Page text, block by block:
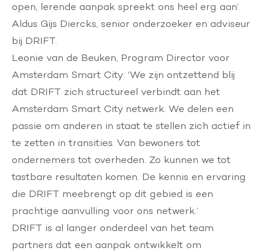
open, lerende aanpak spreekt ons heel erg aan’.
Aldus Gijs Diercks, senior onderzoeker en adviseur
bij DRIFT.
Leonie van de Beuken, Program Director voor
Amsterdam Smart City: ‘We zijn ontzettend blij
dat DRIFT zich structureel verbindt aan het
Amsterdam Smart City netwerk. We delen een
passie om anderen in staat te stellen zich actief in
te zetten in transities. Van bewoners tot
ondernemers tot overheden. Zo kunnen we tot
tastbare resultaten komen. De kennis en ervaring
die DRIFT meebrengt op dit gebied is een
prachtige aanvulling voor ons netwerk.’
DRIFT is al langer onderdeel van het team
partners dat een aanpak ontwikkelt om